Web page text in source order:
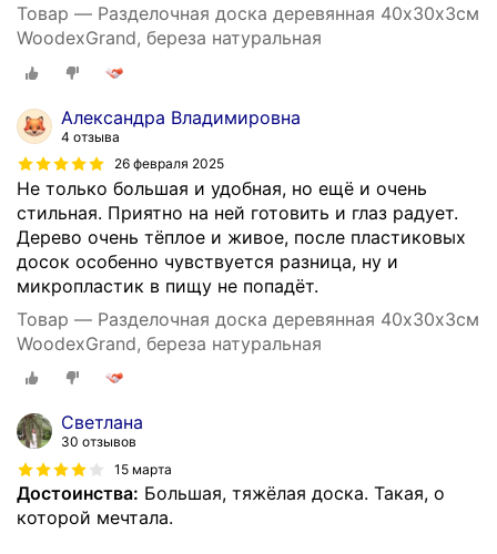
Товар — Разделочная доска деревянная 40х30х3см
WoodexGrand, береза натуральная
Александра Владимировна
4 отзыва
26 февраля 2025
Не только большая и удобная, но ещё и очень
стильная. Приятно на ней готовить и глаз радует.
Дерево очень тёплое и живое, после пластиковых
досок особенно чувствуется разница, ну и
микропластик в пищу не попадёт.
Товар — Разделочная доска деревянная 40х30х3см
WoodexGrand, береза натуральная
Светлана
30 отзывов
15 марта
Достоинства: Большая, тяжёлая доска. Такая, о
которой мечтала.